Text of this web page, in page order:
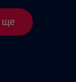
ще